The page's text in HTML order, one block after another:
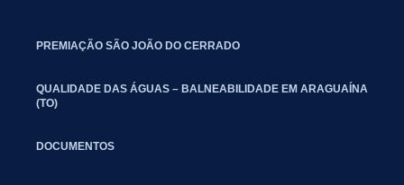
PREMIAÇÃO SÃO JOÃO DO CERRADO
QUALIDADE DAS ÁGUAS – BALNEABILIDADE EM ARAGUAÍNA
(TO)
DOCUMENTOS